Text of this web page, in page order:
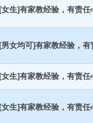
[女生]有家教经验，有责任
[男女均可]有家教经验，
[女生]有家教经验，有责任
[女生]有家教经验，有责任